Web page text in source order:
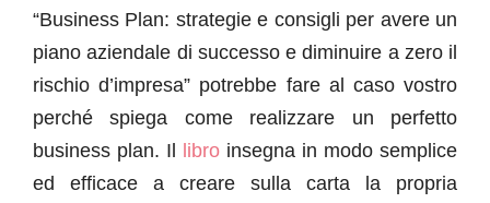
“Business Plan: strategie e consigli per avere un
piano aziendale di successo e diminuire a zero il
rischio d’impresa” potrebbe fare al caso vostro
perché spiega come realizzare un perfetto
business plan. Il libro insegna in modo semplice
ed efficace a creare sulla carta la propria